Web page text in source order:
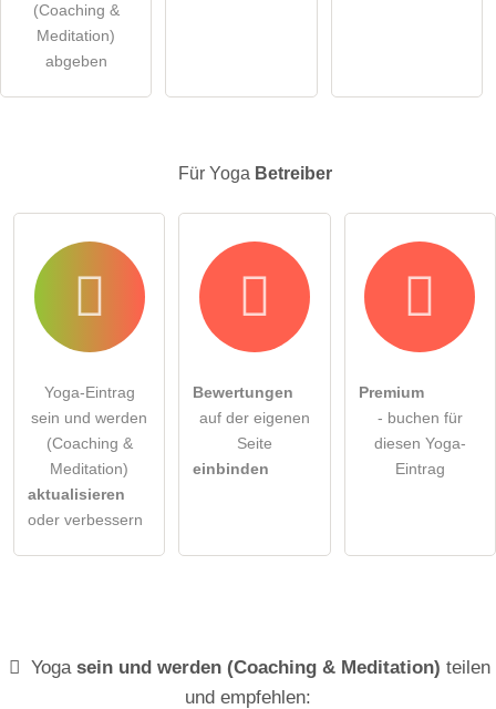
Klicken Sie hier um eine
Eintrag zu stellen
(Coaching &
Meditation)
abgeben
Für Yoga Betreiber
Yoga-Eintrag
sein und werden
(Coaching &
Meditation)
aktualisieren
oder verbessern
Bewertungen
auf der eigenen
Seite
einbinden
Premium
- buchen für
diesen Yoga-
Eintrag
Yogasein und werden (Coaching & Meditation) teilen
und empfehlen: